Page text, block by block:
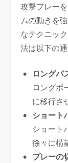
攻撃プレー
ムの動きを
なテクニッ
法は以下の
ロングパ
ロングボ
に移行さ
ショート
ショート
徐々に構
プレーの